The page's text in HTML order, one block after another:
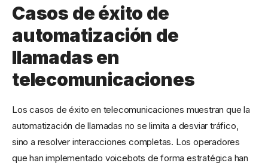
Casos de éxito de
automatización de
llamadas en
telecomunicaciones
Los casos de éxito en telecomunicaciones muestran que la
automatización de llamadas no se limita a desviar tráfico,
sino a resolver interacciones completas. Los operadores
que han implementado voicebots de forma estratégica han